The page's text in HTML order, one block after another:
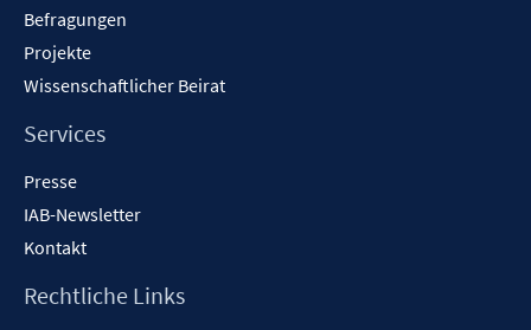
Befragungen
Projekte
Wissenschaftlicher Beirat
Services
Presse
IAB-Newsletter
Kontakt
Rechtliche Links